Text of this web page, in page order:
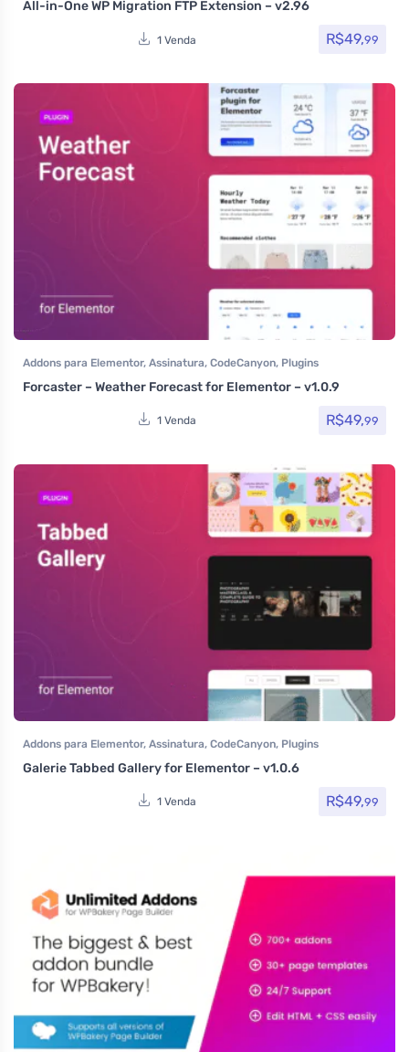
All-in-One WP Migration FTP Extension – v2.96
1 Venda R$49,99
Addons para Elementor, Assinatura, CodeCanyon, Plugins
Forcaster – Weather Forecast for Elementor – v1.0.9
1 Venda R$49,99
Addons para Elementor, Assinatura, CodeCanyon, Plugins
Galerie Tabbed Gallery for Elementor – v1.0.6
1 Venda R$49,99